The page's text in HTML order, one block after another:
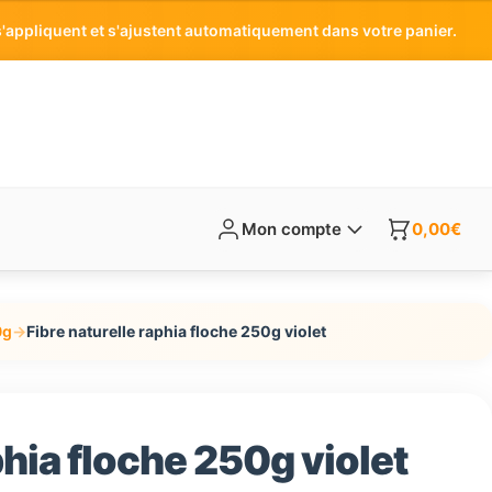
et s'ajustent automatiquement dans votre panier.
Mon compte 0,00€
→Fibre naturelle raphia floche 250g violet
floche 250g violet